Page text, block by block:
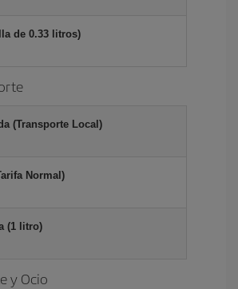
de 0.33 litros)
(Transporte Local)
Normal)
(1 litro)
y Ocio